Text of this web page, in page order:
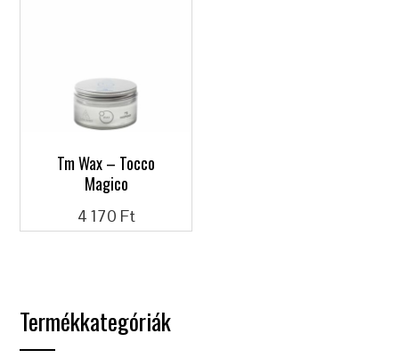
Tm Wax – Tocco
Magico
4 170 Ft
Termékkategóriák